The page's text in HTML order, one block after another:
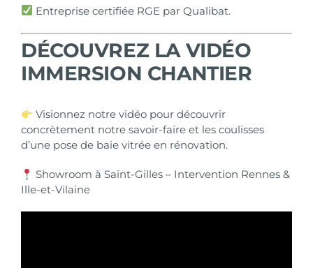
Entreprise certifiée RGE par Qualibat.
DÉCOUVREZ LA VIDÉO
IMMERSION CHANTIER
Visionnez notre vidéo pour découvrir
concrètement notre savoir-faire et les coulisses
d’une pose de baie vitrée en rénovation.
Showroom à Saint-Gilles – Intervention Rennes &
Ille-et-Vilaine